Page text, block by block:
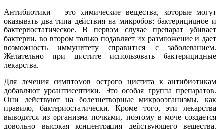
Антибиотики – это химические вещества, которые могут
оказывать два типа действия на микробов: бактерицидное и
бактериостатическое. В первом случае препарат убивает
бактерии, во втором только подавляет их размножение и дает
возможность иммунитету справиться с заболеванием.
Желательно при цистите использовать бактерицидные
лекарства.
Для лечения симптомов острого цистита к антибиотикам
добавляют уроантисептики. Это особая группа препаратов.
Они действуют на болезнетворные микроорганизмы, как
правило, бактериостатически. Кроме того, эти лекарства
выводятся из организма почками, поэтому в моче создается
довольно высокая концентрация действующего вещества.